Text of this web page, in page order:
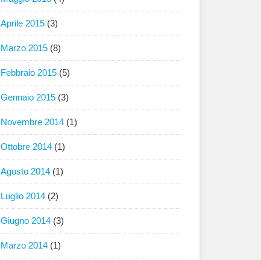
Aprile 2015 (3)
Marzo 2015 (8)
Febbraio 2015 (5)
Gennaio 2015 (3)
Novembre 2014 (1)
Ottobre 2014 (1)
Agosto 2014 (1)
Luglio 2014 (2)
Giugno 2014 (3)
Marzo 2014 (1)